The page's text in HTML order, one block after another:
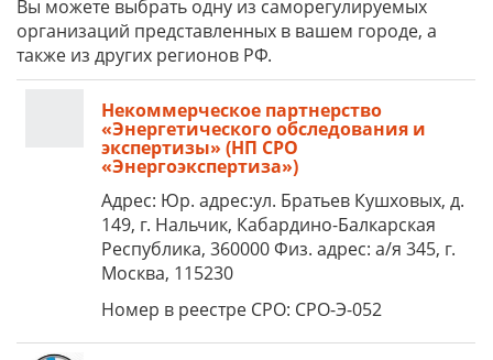
Вы можете выбрать одну из саморегулируемых
организаций представленных в вашем городе, а
также из других регионов РФ.
Некоммерческое партнерство
«Энергетического обследования и
экспертизы» (НП СРО
«Энергоэкспертиза»)
Адрес: Юр. адрес:ул. Братьев Кушховых, д.
149, г. Нальчик, Кабардино-Балкарская
Республика, 360000 Физ. адрес: а/я 345, г.
Москва, 115230
Номер в реестре СРО: СРО-Э-052